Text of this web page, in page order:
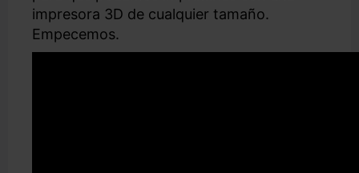
impresora 3D de cualquier tamaño.
Empecemos.